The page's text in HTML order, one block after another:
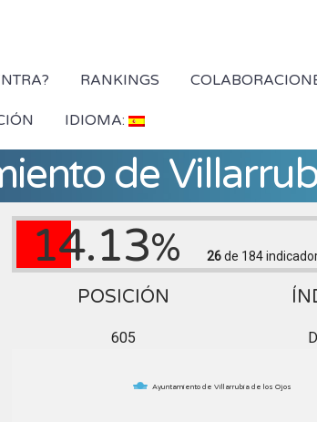
RANKINGS
IDIOMA:
de
14.13% 26de 184
POSICIÓN
605
Ayuntamiento de Villarrubia de los Ojos